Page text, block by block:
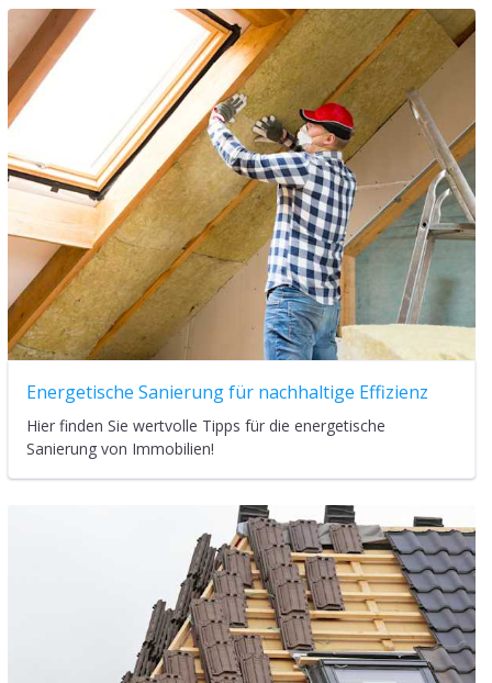
Immobilienwert steigern
Mit welchen Maßnahmen kann eine Wertsteigerung der
Immobilie erzielt werden?
Häufig gestellte Fragen:
Muss eine PV-Anlage beim
Finanzamt angemeldet werden?